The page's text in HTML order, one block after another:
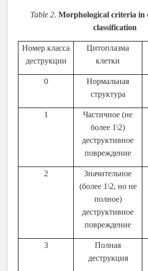
Table 2. Morphological criteria in
classification
Номер класса
деструкции
Цитоплазма
клетки
0
Нормальная
структура
1
Частичное (не
более 1\2)
деструктивное
повреждение
2
Значительное
(более 1\2, но не
полное)
деструктивное
повреждение
3
Полная
деструкция